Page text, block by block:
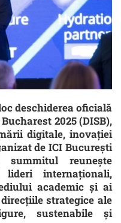
deschiderea oficială
2025 (DISB),
digitale, inovației
de ICI București
reunește
lideri internaționali,
academic și ai
strategice ale
sustenabile și